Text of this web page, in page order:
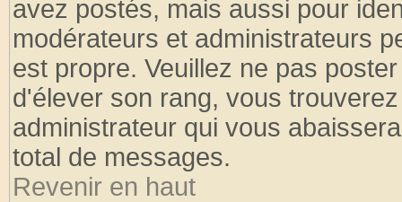
avez postés, mais aussi pour
modérateurs et administrateurs
est propre. Veuillez ne pas
d'élever son rang, vous
administrateur qui vous
total de messages.
Revenir en haut